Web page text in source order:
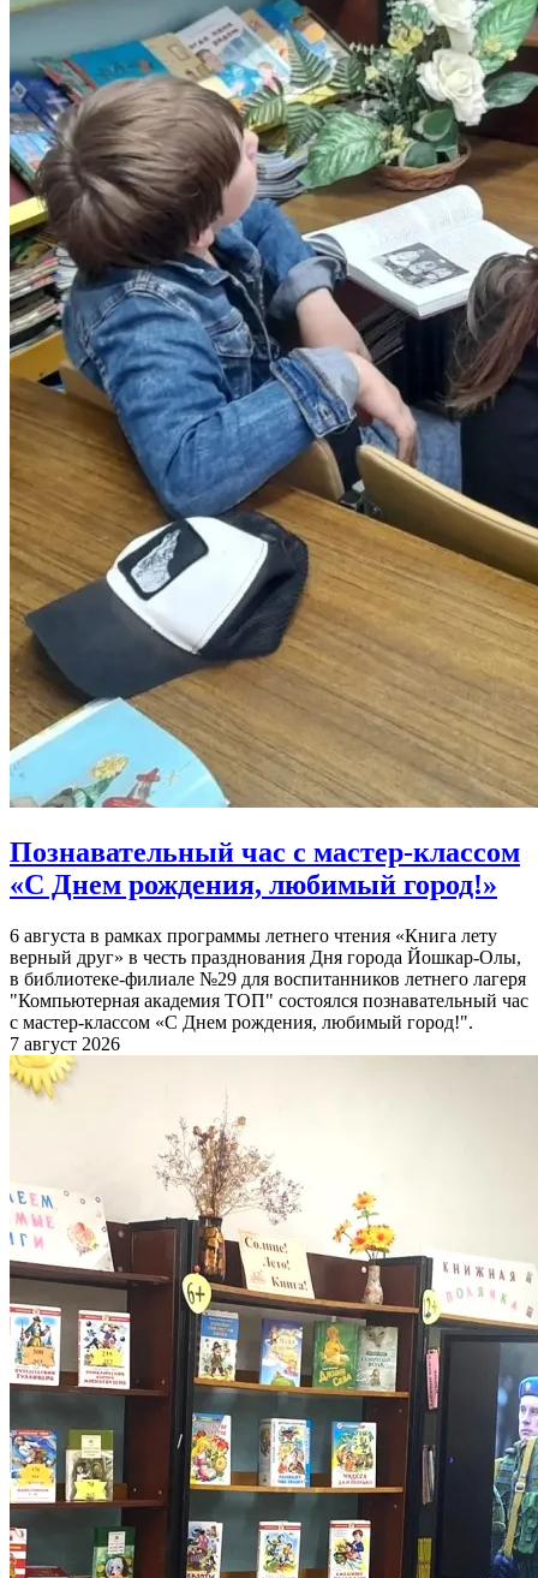
Познавательный час с мастер-классом
«С Днем рождения, любимый город!»
6 августа в рамках программы летнего чтения «Книга лету
верный друг» в честь празднования Дня города Йошкар-Олы,
в библиотеке-филиале №29 для воспитанников летнего лагеря
"Компьютерная академия ТОП" состоялся познавательный час
с мастер-классом «С Днем рождения, любимый город!".
7 август 2026